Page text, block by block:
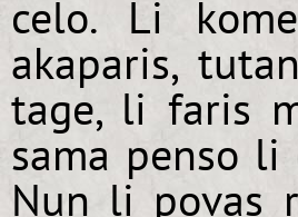
celo. Li
akaparis,
tage, li faris
sama penso
Nun li povas